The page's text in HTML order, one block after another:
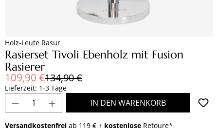
Holz-Leute Rasur
Rasierset Tivoli Ebenholz mit Fusion
Rasierer
Verkaufspreis:Regulärer Preis:
134,90 €
109,90 €
Lieferzeit: 1-3 Tage
Produkt Anzahl: Gib den gewünschten
IN DEN WARENKORB
Versandkostenfrei ab 119 € + kostenlose Retoure*